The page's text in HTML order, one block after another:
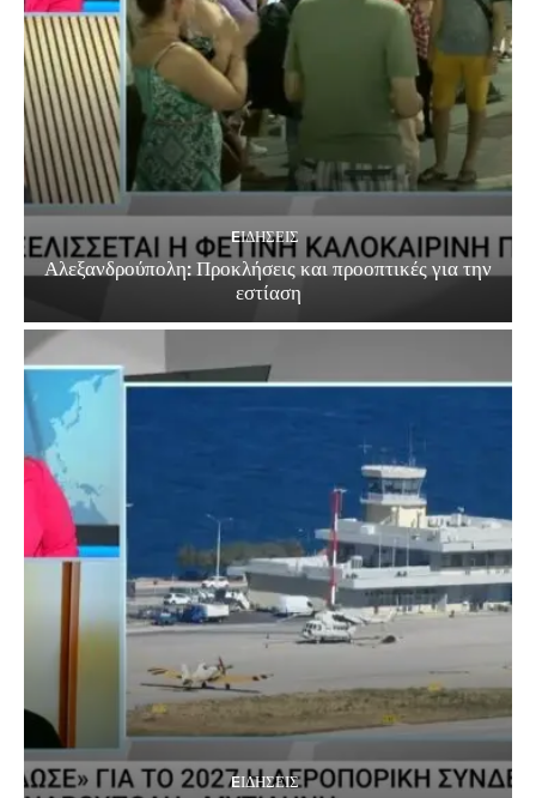
EΙΔΗΣΕΙΣ
Αλεξανδρούπολη: Προκλήσεις και προοπτικές για την
εστίαση
EΙΔΗΣΕΙΣ